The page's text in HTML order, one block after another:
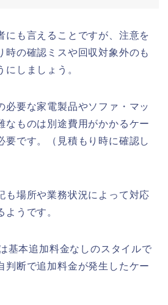
にも言えることですが、注意を
時の確認ミスや回収対象外のも
しましょう。
必要な家電製品やソファ・マッ
なものは別途費用がかかるケー
要です。（見積もり時に確認し
も場所や業務状況によって対応
ようです。
基本追加料金なしのスタイルで
判断で追加料金が発生したケー